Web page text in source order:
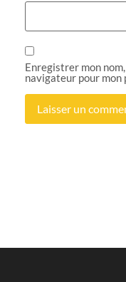
Enregistrer mon
navigateur pour mon